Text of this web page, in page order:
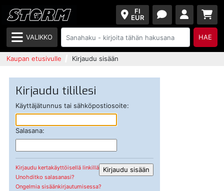
FI
EUR
VALIKKO HAE
Kaupan etusivulle Kirjaudu sisään
Kirjaudu tilillesi
Käyttäjätunnus tai sähköpostiosoite:
Salasana:
Kirjaudu kertakäyttöisellä linkillä
Unohditko salasanasi?
Ongelmia sisäänkirjautumisessa?